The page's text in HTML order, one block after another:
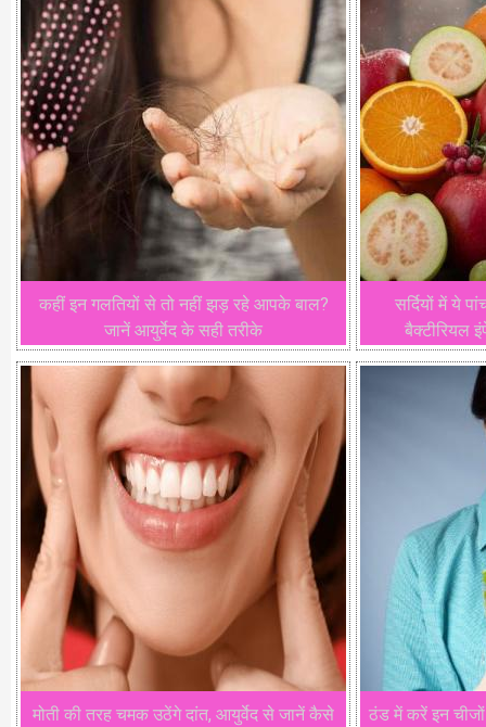
कहीं इन गलतियों से तो नहीं झड़ रहे आपके बाल?
जानें आयुर्वेद के सही तरीके
सर्दियों में ये
बैक्टीरियल
मोती की तरह चमक उठेंगे दांत, आयुर्वेद से जानें कैसे ठंड में करें इन चीजों